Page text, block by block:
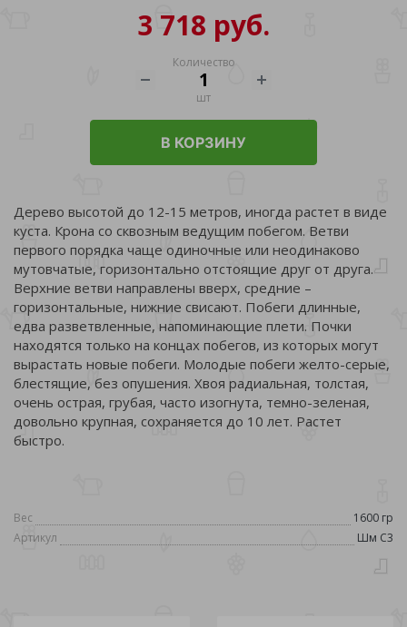
3 718 руб.
Количество
шт
В КОРЗИНУ
Дерево высотой до 12-15 метров, иногда растет в виде
куста. Крона со сквозным ведущим побегом. Ветви
первого порядка чаще одиночные или неодинаково
мутовчатые, горизонтально отстоящие друг от друга.
Верхние ветви направлены вверх, средние –
горизонтальные, нижние свисают. Побеги длинные,
едва разветвленные, напоминающие плети. Почки
находятся только на концах побегов, из которых могут
вырастать новые побеги. Молодые побеги желто-серые,
блестящие, без опушения. Хвоя радиальная, толстая,
очень острая, грубая, часто изогнута, темно-зеленая,
довольно крупная, сохраняется до 10 лет. Растет
быстро.
Вес
1600 гр
Артикул
Шм С3